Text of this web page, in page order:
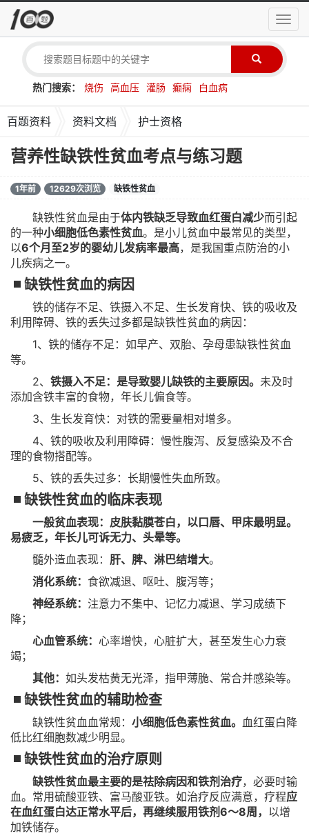
导
航
热门搜索： 烧伤 高血压 灌肠 癫痫 白血病
百题资料 资料文档 护士资格
营养性缺铁性贫血考点与练习题
1年前 12629次浏览 缺铁性贫血
缺铁性贫血是由于体内铁缺乏导致血红蛋白减少而引起
的一种小细胞低色素性贫血。是小儿贫血中最常见的类型，
以6个月至2岁的婴幼儿发病率最高，是我国重点防治的小
儿疾病之一。
缺铁性贫血的病因
铁的储存不足、铁摄入不足、生长发育快、铁的吸收及
利用障碍、铁的丢失过多都是缺铁性贫血的病因：
1、铁的储存不足：如早产、双胎、孕母患缺铁性贫血
等。
2、 铁摄入不足：是导致婴儿缺铁的主要原因。 未及时
添加含铁丰富的食物，年长儿偏食等。
3、生长发育快：对铁的需要量相对增多。
4、铁的吸收及利用障碍：慢性腹泻、反复感染及不合
理的食物搭配等。
5、铁的丢失过多：长期慢性失血所致。
缺铁性贫血的临床表现
一般贫血表现：皮肤黏膜苍白，以口唇、甲床最明显。
易疲乏，年长儿可诉无力、头晕等。
髓外造血表现： 肝、脾、淋巴结增大。
消化系统： 食欲减退、呕吐、腹泻等；
神经系统： 注意力不集中、记忆力减退、学习成绩下
降；
心血管系统： 心率增快，心脏扩大，甚至发生心力衰
竭；
其他： 如头发枯黄无光泽，指甲薄脆、常合并感染等。
缺铁性贫血的辅助检查
缺铁性贫血血常规： 小细胞低色素性贫血。 血红蛋白降
低比红细胞数减少明显。
缺铁性贫血的治疗原则
缺铁性贫血最主要的是祛除病因和铁剂治疗，必要时输
血。常用硫酸亚铁、富马酸亚铁。如治疗反应满意，疗程应
在血红蛋白达正常水平后，再继续服用铁剂6～8周， 以增
加铁储存。